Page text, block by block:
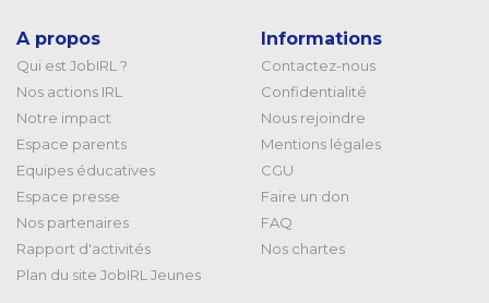
A propos
Qui est JobIRL ?
Nos actions IRL
Notre impact
Espace parents
Equipes éducatives
Espace presse
Nos partenaires
Rapport d'activités
Plan du site JobIRL Jeunes
Informations
Contactez-nous
Confidentialité
Nous rejoindre
Mentions légales
CGU
Faire un don
FAQ
Nos chartes